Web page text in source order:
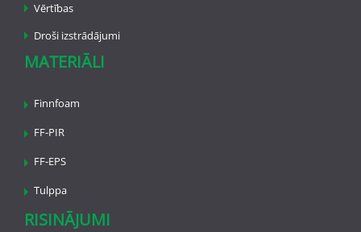
Vērtības
Droši izstrādājumi
MATERIĀLI
Finnfoam
FF-PIR
FF-EPS
Tulppa
RISINĀJUMI